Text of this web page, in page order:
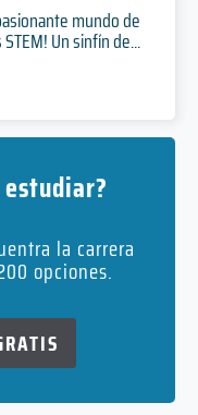
mundo de
Un sinfín de...
la carrera
opciones.